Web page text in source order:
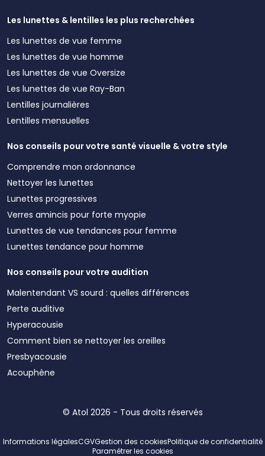
Les lunettes & lentilles les plus recherchées
Les lunettes de vue femme
Les lunettes de vue homme
Les lunettes de vue Oversize
Les lunettes de vue Ray-Ban
Lentilles journalières
Lentilles mensuelles
Nos conseils pour votre santé visuelle & votre style
Comprendre mon ordonnance
Nettoyer les lunettes
Lunettes progressives
Verres amincis pour forte myopie
Lunettes de vue tendances pour femme
Lunettes tendance pour homme
Nos conseils pour votre audition
Malentendant VS sourd : quelles différences
Perte auditive
Hyperacousie
Comment bien se nettoyer les oreilles
Presbyacousie
Acouphène
© Atol 2026 - Tous droits réservés
Informations légalesCGVGestion des cookiesPolitique de confidentialité
Paramétrer les cookies